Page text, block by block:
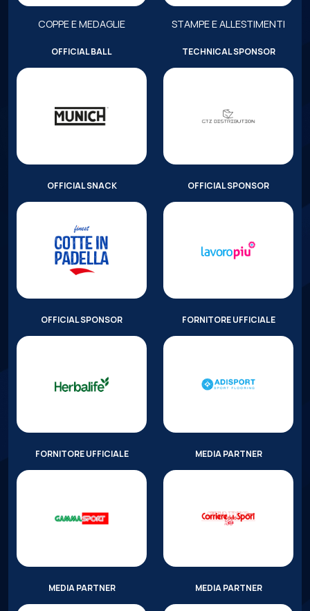
COPPE E MEDAGLIE STAMPE E ALLESTIMENTI
OFFICIAL BALL TECHNICAL SPONSOR
OFFICIAL SNACK OFFICIAL SPONSOR
OFFICIAL SPONSOR FORNITORE UFFICIALE
FORNITORE UFFICIALE MEDIA PARTNER
MEDIA PARTNER MEDIA PARTNER